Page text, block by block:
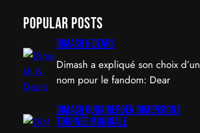
r
h
Popular Posts
Dimash & Dears
Dimash a expliqué son choix d’un
nom pour le fandom: Dear
DIMASH QUDAIBERGEN DIMENSIONS
Tournée mondiale